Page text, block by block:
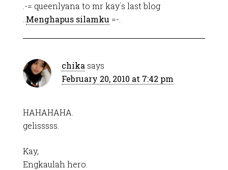
.-= queenlyana to mr kay´s last blog
Menghapus silamku =-.
chika says
February 20, 2010 at 7:42 pm
HAHAHAHA.
gelisssss.
Kay,
Engkaulah hero.